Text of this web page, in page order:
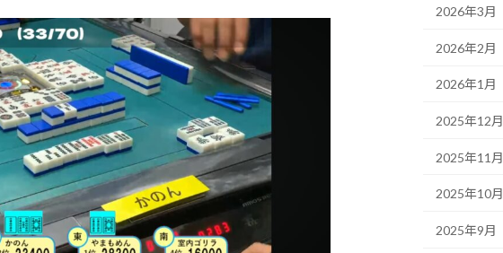
2026年3月
2026年2月
2026年1月
2025年12月
2025年11月
2025年10月
2025年9月